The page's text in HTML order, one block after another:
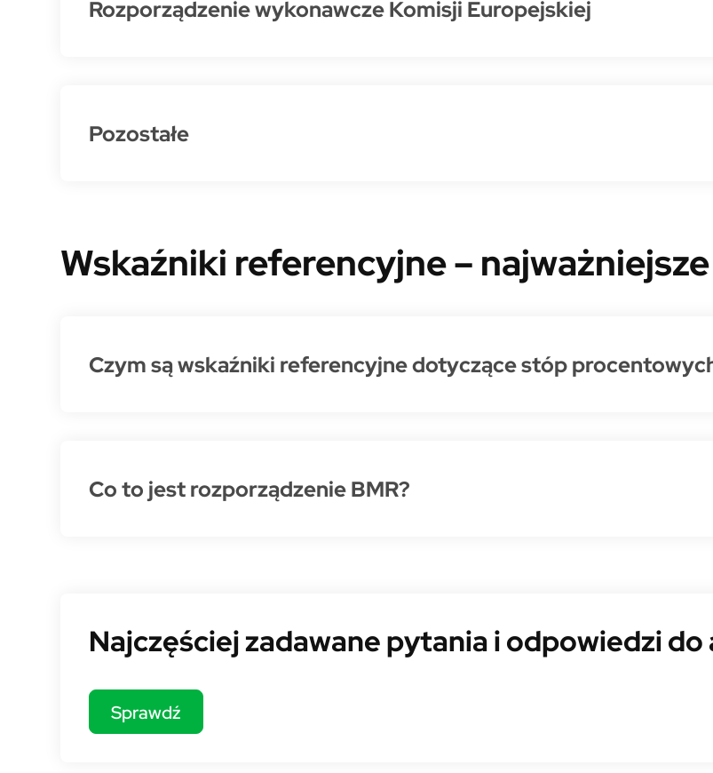
Rozporządzenie wykonawcze Komisji Europejskiej
Pozostałe
Wskaźniki referencyjne –
Czym są wskaźniki referencyjne dotyczące stóp
Co to jest rozporządzenie BMR?
Najczęściej zadawane pytania i odpowiedzi do
Sprawdź